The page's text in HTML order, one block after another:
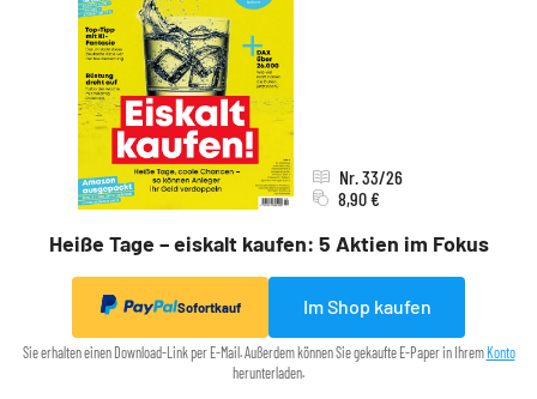
Heiße Tage – eiskalt kaufen: 5 Aktien im Fokus
Nr. 33/26
8,90 €
Sofortkauf Im Shop kaufen
Sie erhalten einen Download-Link per E-Mail. Außerdem können Sie gekaufte E-Paper in IhremKonto
herunterladen.